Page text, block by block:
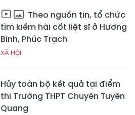
Theo nguồn tin, tổ chức
tìm kiếm hài cốt liệt sĩ ở Hương
Bình, Phúc Trạch
XÃ HỘI
Hủy toàn bộ kết quả tại điểm
thi Trường THPT Chuyên Tuyên
Quang